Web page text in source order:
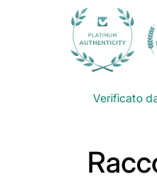
Verificato